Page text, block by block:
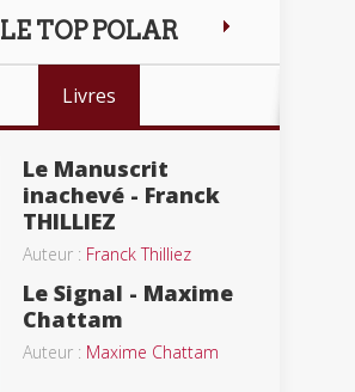
LE TOP POLAR
Livres
Le Manuscrit
inachevé - Franck
THILLIEZ
Auteur : Franck Thilliez
Le Signal - Maxime
Chattam
Auteur : Maxime Chattam